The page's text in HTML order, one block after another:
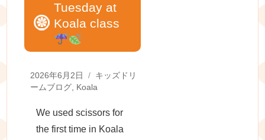
Tuesday at
Koala class
Posted
on
2026年6月2日 Categories
キッズドリ
ームブログ, Koala
We used scissors for
the first time in Koala